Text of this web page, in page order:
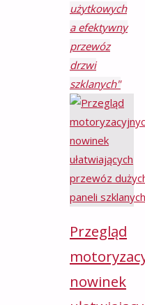
użytkowych
a efektywny
przewóz
drzwi
szklanych"
Przegląd
nowinek